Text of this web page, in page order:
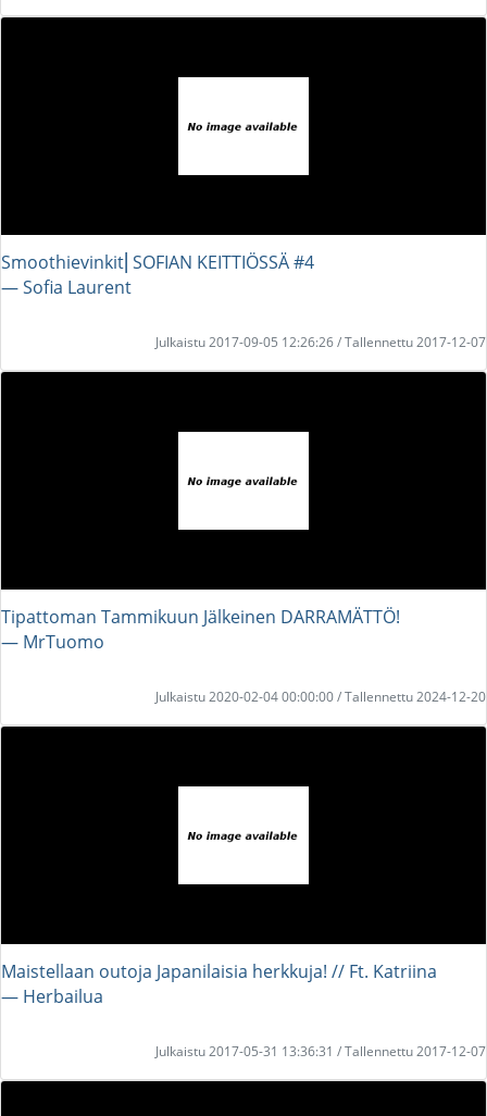
Smoothievinkit⎜SOFIAN KEITTIÖSSÄ #4
― Sofia Laurent
Julkaistu 2017-09-05 12:26:26 / Tallennettu 2017-12-07
Tipattoman Tammikuun Jälkeinen DARRAMÄTTÖ!
― MrTuomo
Julkaistu 2020-02-04 00:00:00 / Tallennettu 2024-12-20
Maistellaan outoja Japanilaisia herkkuja! // Ft. Katriina
― Herbailua
Julkaistu 2017-05-31 13:36:31 / Tallennettu 2017-12-07